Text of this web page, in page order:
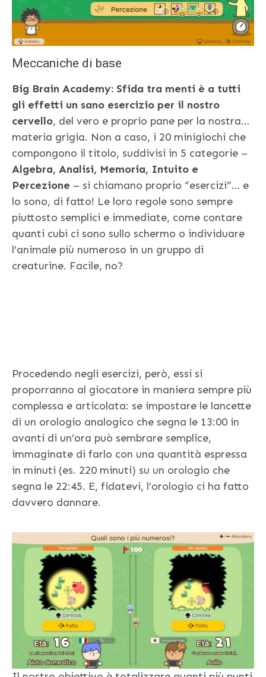
Meccaniche di base
Big Brain Academy: Sfida tra menti è a tutti
gli effetti un sano esercizio per il nostro
cervello, del vero e proprio pane per la nostra…
materia grigia. Non a caso, i 20 minigiochi che
compongono il titolo, suddivisi in 5 categorie –
Algebra, Analisi, Memoria, Intuito e
Percezione – si chiamano proprio “esercizi”… e
lo sono, di fatto! Le loro regole sono sempre
piuttosto semplici e immediate, come contare
quanti cubi ci sono sullo schermo o individuare
l’animale più numeroso in un gruppo di
creaturine. Facile, no?
Procedendo negli esercizi, però, essi si
proporranno al giocatore in maniera sempre più
complessa e articolata: se impostare le lancette
di un orologio analogico che segna le 13:00 in
avanti di un’ora può sembrare semplice,
immaginate di farlo con una quantità espressa
in minuti (es. 220 minuti) su un orologio che
segna le 22:45. E, fidatevi, l’orologio ci ha fatto
davvero dannare.